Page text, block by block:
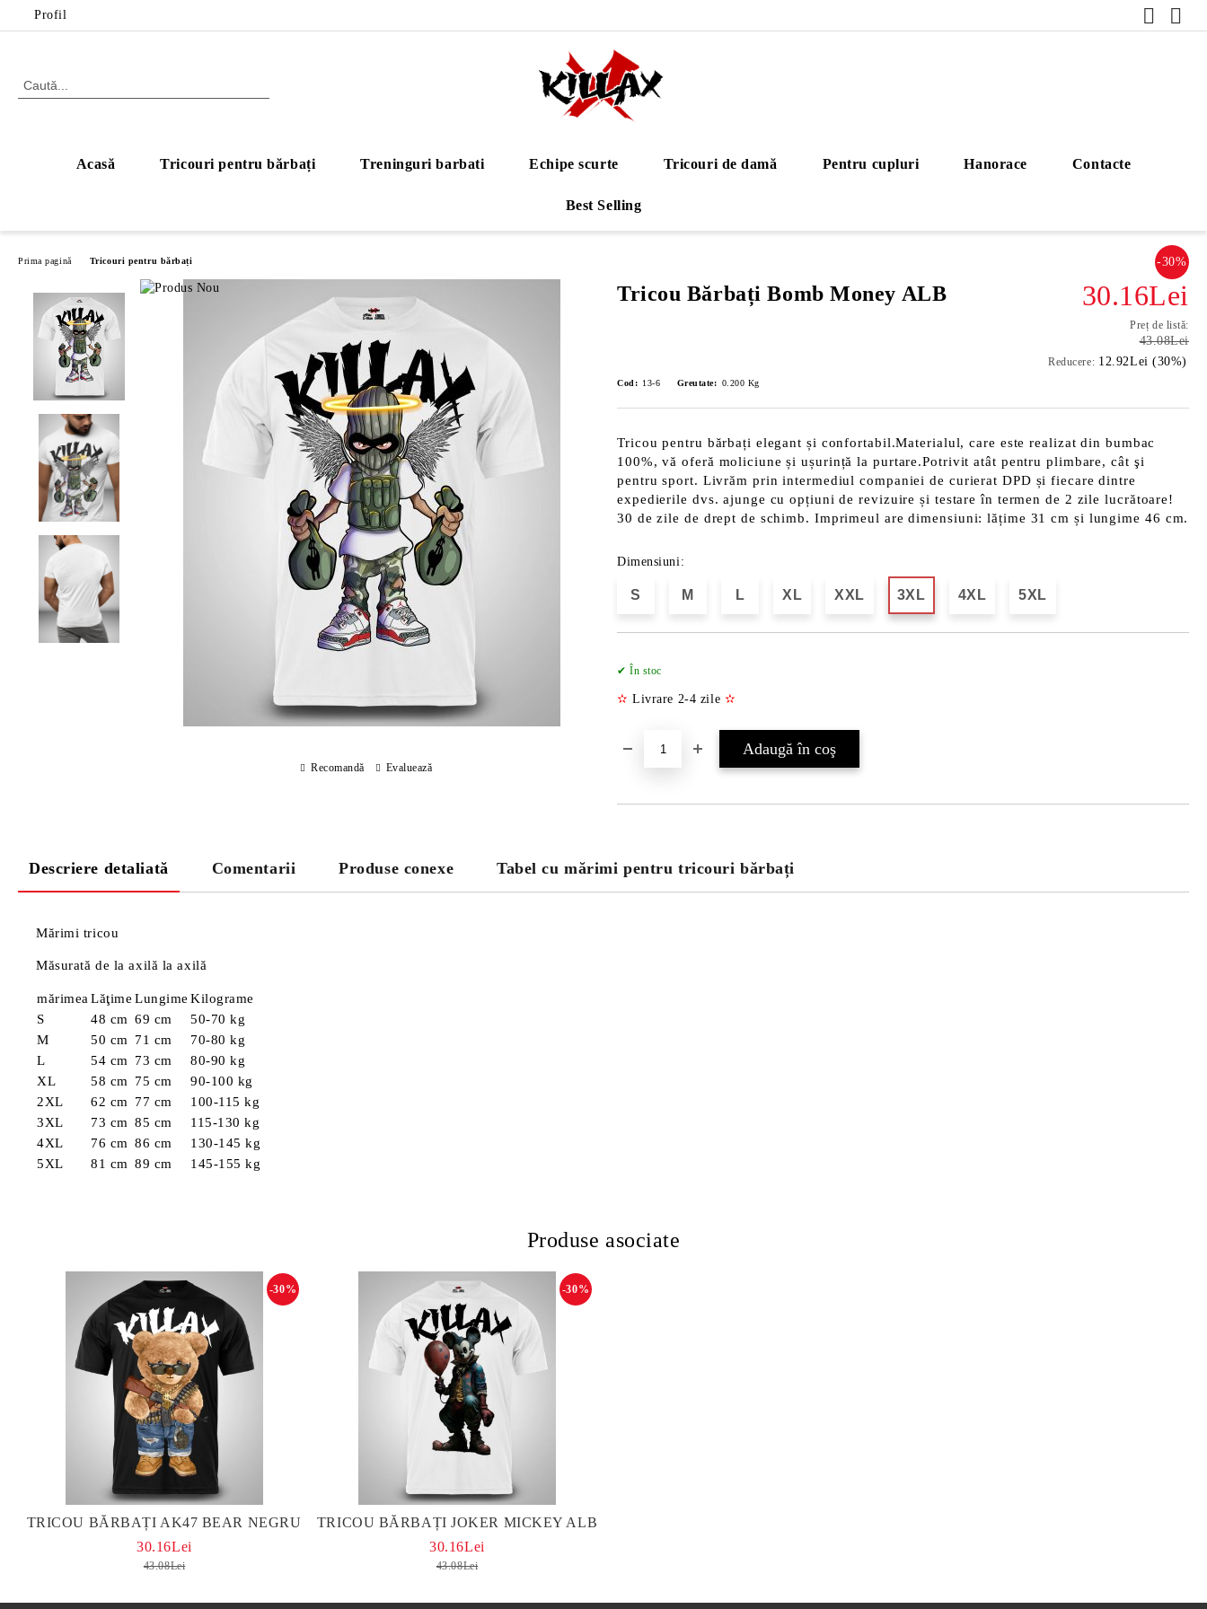
Profil
Acasă Tricouri pentru bărbați Treninguri barbati Echipe scurte Tricouri de damă Pentru cupluri Hanorace Contacte
Best Selling
Prima pagină Tricouri pentru bărbați
Tricou Bărbați Bomb Money ALB
-30%
30.16Lei
Preț de listă:
43.08Lei
Reducere: 12.92Lei (30%)
Cod: 13-6 Greutate: 0.200 Kg
Tricou pentru bărbați elegant și confortabil.Materialul, care este realizat din bumbac
100%, vă oferă moliciune și ușurință la purtare.Potrivit atât pentru plimbare, cât şi
pentru sport. Livrăm prin intermediul companiei de curierat DPD și fiecare dintre
expedierile dvs. ajunge cu opțiuni de revizuire și testare în termen de 2 zile lucrătoare!
30 de zile de drept de schimb. Imprimeul are dimensiuni: lățime 31 cm și lungime 46 cm.
Dimensiuni:
S M L XL XXL 3XL 4XL 5XL
✔ În stoc
✫ Livrare 2-4 zile ✫
Recomandă Evaluează
Descriere detaliată Comentarii Produse conexe Tabel cu mărimi pentru tricouri bărbați
Mărimi tricou
Măsurată de la axilă la axilă
mărimea Lăţime Lungime Kilograme
S
48 cm 69 cm
50-70 kg
M
50 cm 71 cm
70-80 kg
L
54 cm 73 cm
80-90 kg
XL
58 cm 75 cm
90-100 kg
2XL
62 cm 77 cm
100-115 kg
3XL
73 cm 85 cm
115-130 kg
4XL
76 cm 86 cm
130-145 kg
5XL
81 cm 89 cm 145-155 kg
Produse asociate
TRICOU BĂRBAȚI AK47 BEAR NEGRU
-30%
30.16Lei
43.08Lei
TRICOU BĂRBAȚI JOKER MICKEY ALB
-30%
30.16Lei
43.08Lei